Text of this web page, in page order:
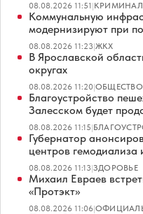
08.08.2026 11:51|КРИМИНАЛ
Коммунальную
модернизируют при
08.08.2026 11:23|ЖКХ
В Ярославской
округах
08.08.2026 11:20|ОБЩЕСТВО
Благоустройство
Залесском будет
08.08.2026 11:15|
Губернатор
центров
08.08.2026 11:13|ЗДОРОВЬЕ
Михаил Евраев
«Протэкт»
08.08.2026 11:06|